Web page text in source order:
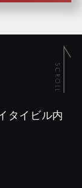
タイビル内